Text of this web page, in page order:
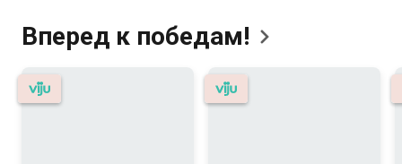
Вперед к победам!